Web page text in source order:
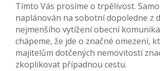
Tímto Vás prosíme o trpělivost.
naplánován na sobotní dopoledne z
nejmenšího vytížení obecní
chápeme, že jde o značné omezení,
majitelům dotčených nemovitostí
zkoplikovat případnou cestu.